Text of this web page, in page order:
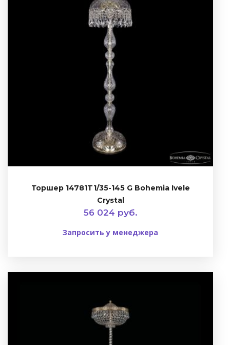
Торшер 14781T1/35-145 G Bohemia Ivele
Crystal
56 024 руб.
Запросить у менеджера